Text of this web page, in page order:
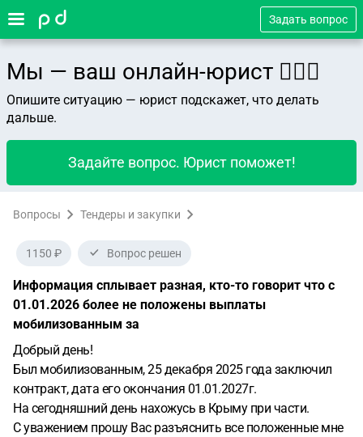
Задать вопрос
Мы — ваш онлайн-юрист 👨🏻‍⚖️
Опишите ситуацию — юрист подскажет, что делать
дальше.
Задайте вопрос. Юрист поможет!
Вопросы Тендеры и закупки
1150 ₽ Вопрос решен
Информация сплывает разная, кто-то говорит что с
01.01.2026 более не положены выплаты
мобилизованным за
Добрый день!
Был мобилизованным, 25 декабря 2025 года заключил
контракт, дата его окончания 01.01.2027г.
На сегодняшний день нахожусь в Крыму при части.
С уважением прошу Вас разъяснить все положенные мне